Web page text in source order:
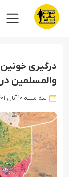
درگیری
والمسلمین
سه شنبه ۱۰ آبان ۱۴۰۱ - ۱۱:۱۳